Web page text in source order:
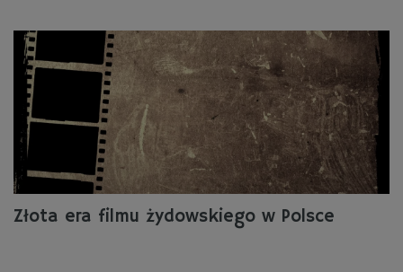
Złota era filmu żydowskiego w Polsce